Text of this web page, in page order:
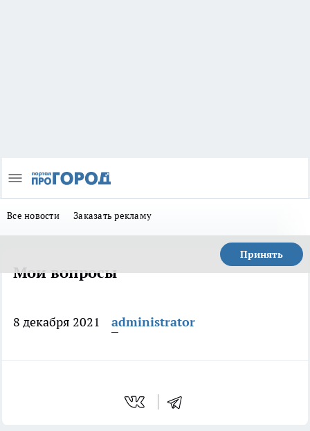
Все новости Заказать рекламу
Принять
Мои вопросы
8 декабря 2021 administrator